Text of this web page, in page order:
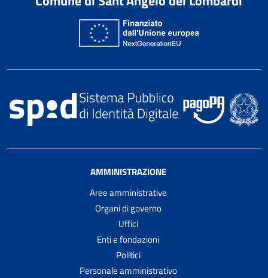
AMMINISTRAZIONE
Aree amministrative
Organi di governo
Uffici
Enti e fondazioni
Politici
Personale amministrativo